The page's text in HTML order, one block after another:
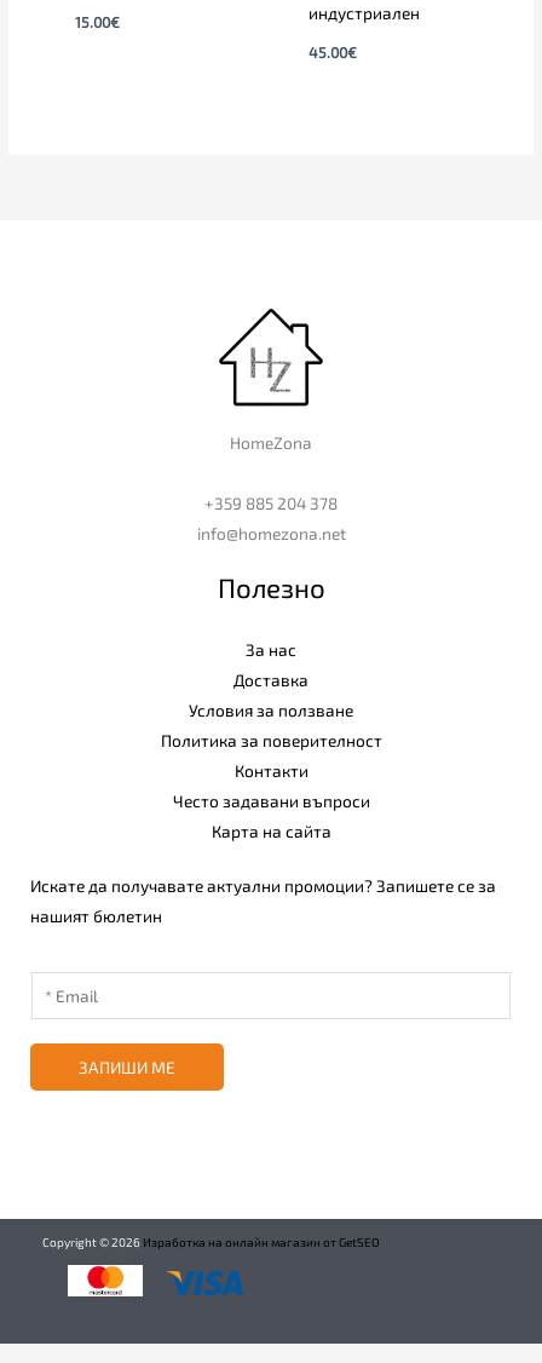
15.00€
индустриален
45.00€
HomeZona
+359 885 204 378
info@homezona.net
Полезно
За нас
Доставка
Условия за ползване
Политика за поверителност
Контакти
Често задавани въпроси
Карта на сайта
Искате да получавате актуални промоции? Запишете се за
нашият бюлетин
ЗАПИШИ МЕ
Copyright ©2026 Изработка на онлайн магазин от GetSEO